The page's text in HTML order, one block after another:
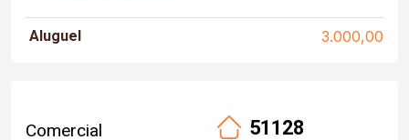
Aluguel 3.000,00
Comercial 51128